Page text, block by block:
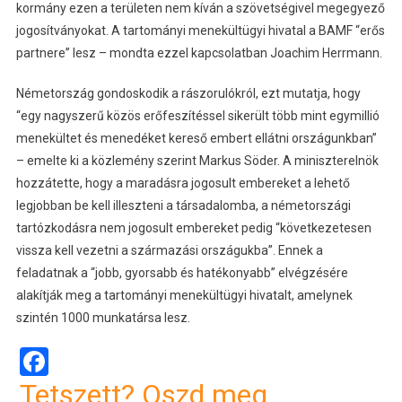
kormány ezen a területen nem kíván a szövetségivel megegyező
jogosítványokat. A tartományi menekültügyi hivatal a BAMF “erős
partnere” lesz – mondta ezzel kapcsolatban Joachim Herrmann.
Németország gondoskodik a rászorulókról, ezt mutatja, hogy
“egy nagyszerű közös erőfeszítéssel sikerült több mint egymillió
menekültet és menedéket kereső embert ellátni országunkban”
– emelte ki a közlemény szerint Markus Söder. A miniszterelnök
hozzátette, hogy a maradásra jogosult embereket a lehető
legjobban be kell illeszteni a társadalomba, a németországi
tartózkodásra nem jogosult embereket pedig “következetesen
vissza kell vezetni a származási országukba”. Ennek a
feladatnak a “jobb, gyorsabb és hatékonyabb” elvégzésére
alakítják meg a tartományi menekültügyi hivatalt, amelynek
szintén 1000 munkatársa lesz.
Facebook
Tetszett? Oszd meg